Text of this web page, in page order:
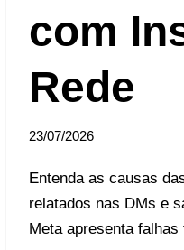
com
Rede
23/07/2026
Entenda as causas
relatados nas DMs e
Meta apresenta falhas